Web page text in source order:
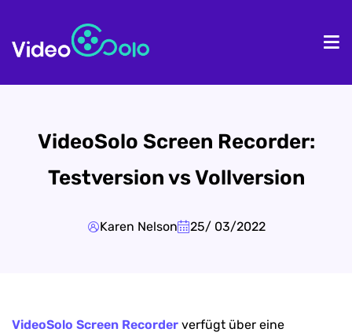
VideoSolo Screen Recorder:
Testversion vs Vollversion
Karen Nelson 25/ 03/2022
VideoSolo Screen Recorder verfügt über eine